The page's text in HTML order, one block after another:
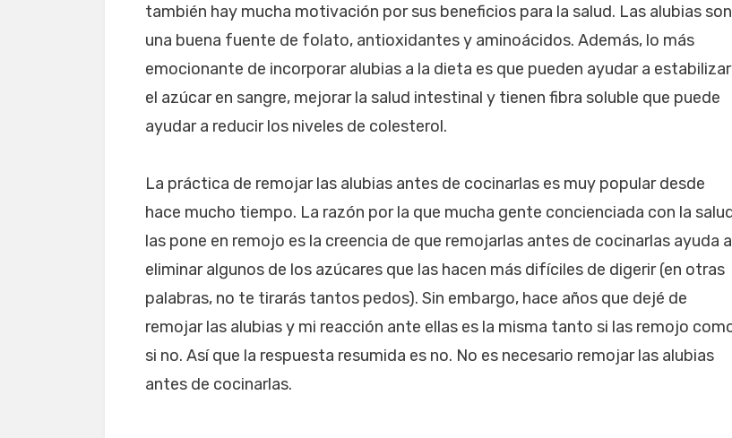
también hay mucha motivación por sus beneficios para la salud. Las alubias son
una buena fuente de folato, antioxidantes y aminoácidos. Además, lo más
emocionante de incorporar alubias a la dieta es que pueden ayudar a estabilizar
el azúcar en sangre, mejorar la salud intestinal y tienen fibra soluble que puede
ayudar a reducir los niveles de colesterol.
La práctica de remojar las alubias antes de cocinarlas es muy popular desde
hace mucho tiempo. La razón por la que mucha gente concienciada con la
las pone en remojo es la creencia de que remojarlas antes de cocinarlas ayuda a
eliminar algunos de los azúcares que las hacen más difíciles de digerir (en otras
palabras, no te tirarás tantos pedos). Sin embargo, hace años que dejé de
remojar las alubias y mi reacción ante ellas es la misma tanto si las remojo
si no. Así que la respuesta resumida es no. No es necesario remojar las alubias
antes de cocinarlas.